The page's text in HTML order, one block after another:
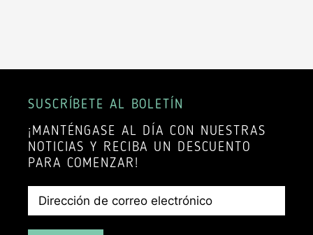
SUSCRÍBETE AL BOLETÍN
¡MANTÉNGASE AL DÍA CON NUESTRAS
NOTICIAS Y RECIBA UN DESCUENTO
PARA COMENZAR!